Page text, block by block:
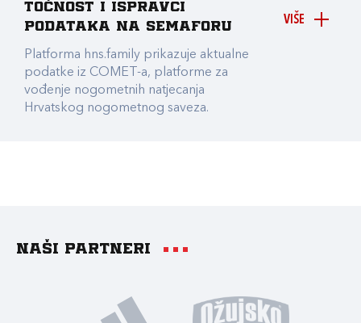
VIŠE
točnost i ispravci
podataka na Semaforu
Platforma hns.family prikazuje aktualne
podatke iz COMET-a, platforme za
vođenje nogometnih natjecanja
Hrvatskog nogometnog saveza.
Naši partneri